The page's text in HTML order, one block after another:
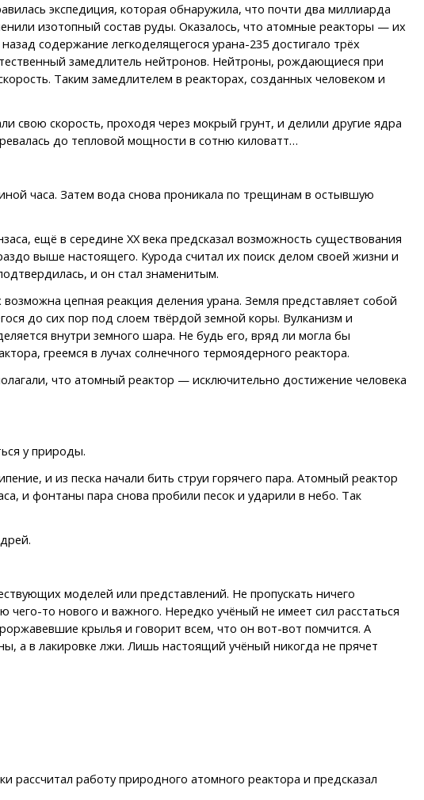
экспедиция, которая обнаружила, что почти два миллиарда
изотопный состав руды. Оказалось, что атомные реакторы — их
содержание легкоделящегося урана-235 достигало трёх
замедлитель нейтронов. Нейтроны, рождающиеся при
Таким замедлителем в реакторах, созданных человеком и
скорость, проходя через мокрый грунт, и делили другие ядра
до тепловой мощности в сотню киловатт…
часа. Затем вода снова проникала по трещинам в остывшую
ещё в середине ХХ века предсказал возможность существования
выше настоящего. Курода считал их поиск делом своей жизни и
и он стал знаменитым.
цепная реакция деления урана. Земля представляет собой
до сих пор под слоем твёрдой земной коры. Вулканизм и
внутри земного шара. Не будь его, вряд ли могла бы
греемся в лучах солнечного термоядерного реактора.
что атомный реактор — исключительно достижение человека
у природы.
и из песка начали бить струи горячего пара. Атомный реактор
и фонтаны пара снова пробили песок и ударили в небо. Так
моделей или представлений. Не пропускать ничего
то нового и важного. Нередко учёный не имеет сил расстаться
крылья и говорит всем, что он вот-вот помчится. А
а в лакировке лжи. Лишь настоящий учёный никогда не прячет
работу природного атомного реактора и предсказал